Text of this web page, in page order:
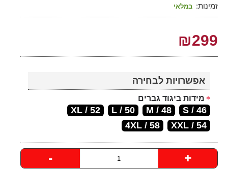
זמינות: במלאי
₪299
אפשרויות לבחירה
מידות ביגוד גברים
46 / S
48 / M
50 / L
52 / XL
54 / XXL
4XL / 58
- +